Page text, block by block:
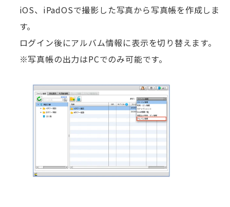
iOS、iPadOSで撮影した写真から写真帳を作成しま
す。
ログイン後にアルバム情報に表示を切り替えます。
※写真帳の出力はPCでのみ可能です。